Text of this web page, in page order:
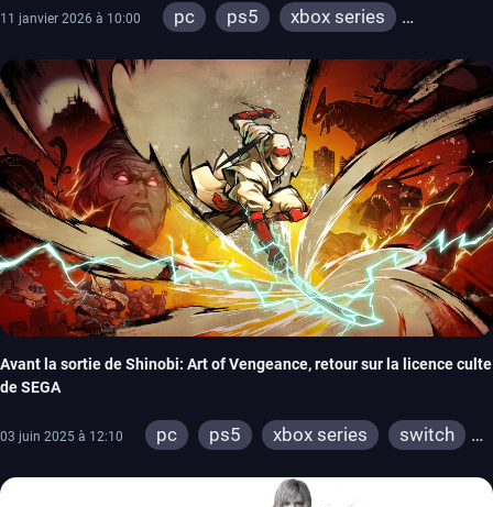
11 janvier 2026 à 10:00 pc ps5
xbox series
Avant la sortie de Shinobi: Art of Vengeance, retour sur la licence culte
de SEGA
03 juin 2025 à 12:10 pc ps5 xbox series
switch